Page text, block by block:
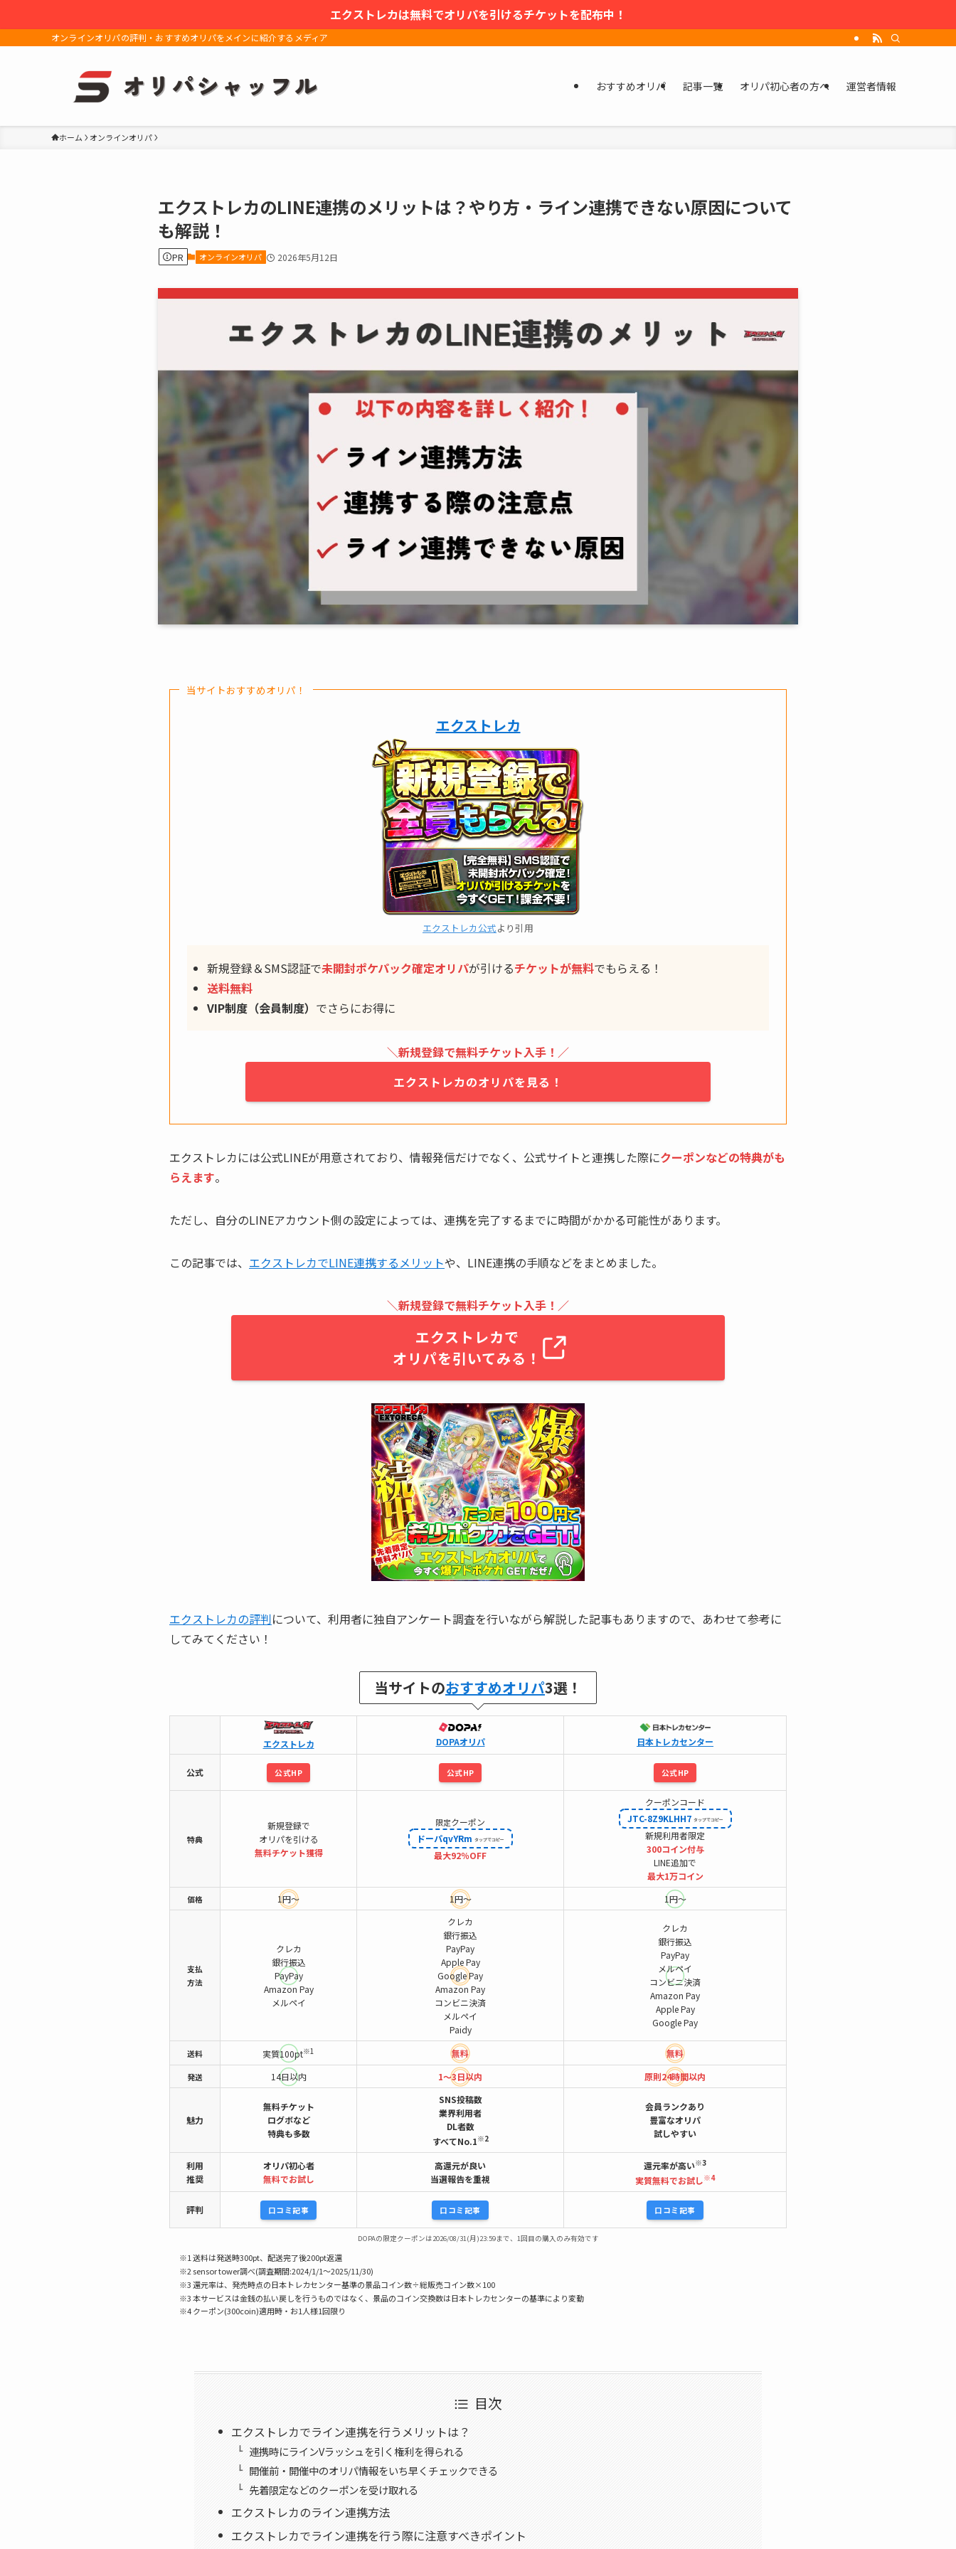
エクストレカは無料でオリパを引けるチケットを配布中！
オンラインオリパの評判・おすすめオリパをメインに紹介するメディア
おすすめオリパ 記事一覧 オリパ初心者の方へ 運営者情報
ホーム オンラインオリパ
エクストレカのLINE連携のメリットは？やり方・ライン連携できない原因について
も解説！
PR オンラインオリパ 2026年5月12日
当サイトおすすめオリパ！
エクストレカ
エクストレカ公式より引用
新規登録＆SMS認証で未開封ポケパック確定オリパが引けるチケットが無料でもらえる！
送料無料
VIP制度（会員制度） でさらにお得に
＼新規登録で無料チケット入手！／
エクストレカのオリパを見る！
エクストレカには公式LINEが用意されており、情報発信だけでなく、公式サイトと連携した際にクーポンなどの特典がも
らえます。
ただし、自分のLINEアカウント側の設定によっては、連携を完了するまでに時間がかかる可能性があります。
この記事では、 エクストレカでLINE連携するメリットや、LINE連携の手順などをまとめました。
＼新規登録で無料チケット入手！／
エクストレカで
オリパを引いてみる！
エクストレカの評判について、利用者に独自アンケート調査を行いながら解説した記事もありますので、あわせて参考に
してみてください！
当サイトのおすすめオリパ3選！
エクストレカ DOPAオリパ 日本トレカセンター
公式 公式HP 公式HP 公式HP
特典
新規登録で
オリパを引ける
無料チケット獲得
限定クーポン
ドーパqvYRm
最大92％OFF
クーポンコード
JTC-8Z9KLHH7
新規利用者限定
300コイン付与
LINE追加で
最大1万コイン
価格 1円～ 1円～ 1円～
支払
方法
クレカ
銀行振込
PayPay
Amazon Pay
メルペイ
クレカ
銀行振込
PayPay
Apple Pay
Google Pay
Amazon Pay
コンビニ決済
メルペイ
Paidy
クレカ
銀行振込
PayPay
メルペイ
コンビニ決済
Amazon Pay
Apple Pay
Google Pay
送料 実質100pt※1 無料 無料
発送 14日以内 1～3日以内 原則24時間以内
魅力
無料チケット
ログボなど
特典も多数
SNS投稿数
業界利用者
DL者数
すべてNo.1※2
会員ランクあり
豊富なオリパ
試しやすい
利用
推奨
オリパ初心者
無料でお試し
高還元が良い
当選報告を重視
還元率が高い※3
実質無料でお試し※4
評判 口コミ記事 口コミ記事 口コミ記事
DOPAの限定クーポンは2026/08/31(月)23:59まで、1回目の購入のみ有効です
※1 送料は発送時300pt、配送完了後200pt返還
※2 sensor tower調べ(調査期間:2024/1/1〜2025/11/30)
※3 還元率は、発売時点の日本トレカセンター基準の景品コイン数÷総販売コイン数×100
※3 本サービスは金銭の払い戻しを行うものではなく、景品のコイン交換数は日本トレカセンターの基準により変動
※4 クーポン(300coin)適用時・お1人様1回限り
目次
エクストレカでライン連携を行うメリットは？
連携時にラインVラッシュを引く権利を得られる
開催前・開催中のオリパ情報をいち早くチェックできる
先着限定などのクーポンを受け取れる
エクストレカのライン連携方法
エクストレカでライン連携を行う際に注意すべきポイント